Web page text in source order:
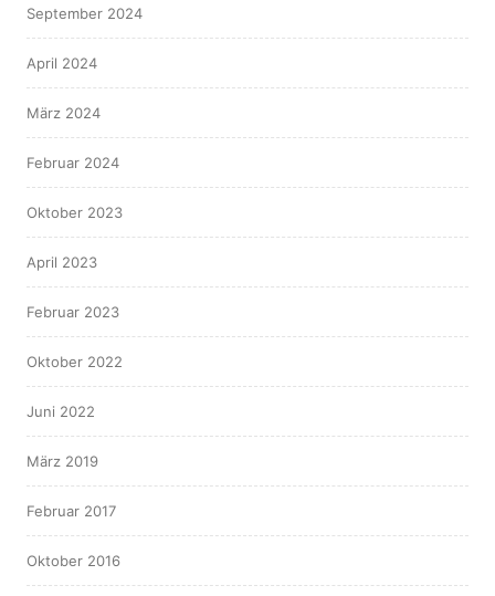
September 2024
April 2024
März 2024
Februar 2024
Oktober 2023
April 2023
Februar 2023
Oktober 2022
Juni 2022
März 2019
Februar 2017
Oktober 2016